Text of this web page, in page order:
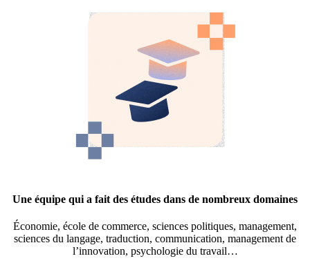
Une équipe qui a fait des études dans de nombreux domaines
Économie, école de commerce, sciences politiques, management,
sciences du langage, traduction, communication, management de
l’innovation, psychologie du travail…